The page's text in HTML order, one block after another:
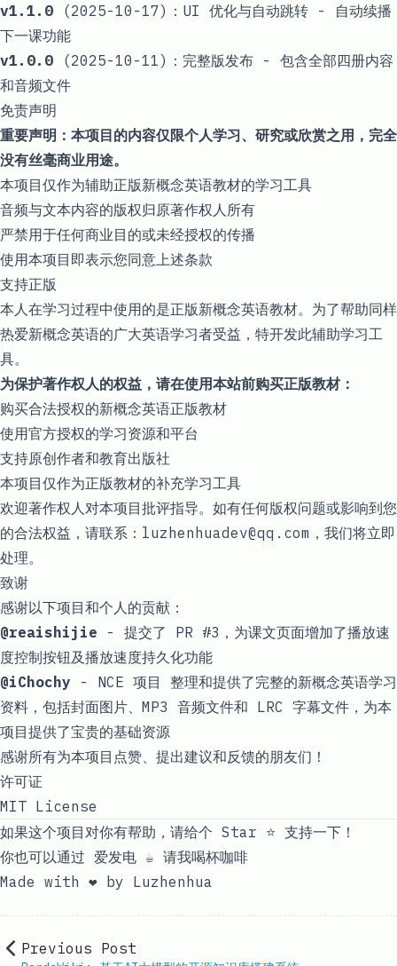
v1.1.0 (2025-10-17)：UI 优化与自动跳转 - 自动续播
下一课功能
v1.0.0 (2025-10-11)：完整版发布 - 包含全部四册内容
和音频文件
免责声明
重要声明：本项目的内容仅限个人学习、研究或欣赏之用，完全
没有丝毫商业用途。
本项目仅作为辅助正版新概念英语教材的学习工具
音频与文本内容的版权归原著作权人所有
严禁用于任何商业目的或未经授权的传播
使用本项目即表示您同意上述条款
支持正版
本人在学习过程中使用的是正版新概念英语教材。为了帮助同样
热爱新概念英语的广大英语学习者受益，特开发此辅助学习工
具。
为保护著作权人的权益，请在使用本站前购买正版教材：
购买合法授权的新概念英语正版教材
使用官方授权的学习资源和平台
支持原创作者和教育出版社
本项目仅作为正版教材的补充学习工具
欢迎著作权人对本项目批评指导。如有任何版权问题或影响到您
的合法权益，请联系： luzhenhuadev@qq.com ，我们将立即
处理。
致谢
感谢以下项目和个人的贡献：
@reaishijie - 提交了 PR #3 ，为课文页面增加了播放速
度控制按钮及播放速度持久化功能
@iChochy - NCE 项目
整理和提供了完整的新概念英语学习
资料，包括封面图片、MP3 音频文件和 LRC 字幕文件，为本
项目提供了宝贵的基础资源
感谢所有为本项目点赞、提出建议和反馈的朋友们！
许可证
MIT License
如果这个项目对你有帮助，请给个 Star ⭐ 支持一下！
你也可以通过 爱发电 ☕ 请我喝杯咖啡
Made with ❤️ by Luzhenhua
Previous Post